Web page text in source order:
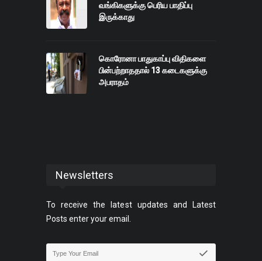
வங்கிகளுக்கு பெரிய பாதிப்பு
இருக்காது
கொரோனா பாதுகாப்பு விதிகளை
பின்பற்றாததால் 13 கடைகளுக்கு
அபராதம்
Newsletters
To receive the latest updates and Latest
Posts enter your email.